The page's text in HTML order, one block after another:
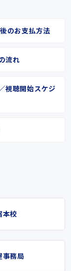
のお支払方法
流れ
視聴開始スケジ
本校
事務局